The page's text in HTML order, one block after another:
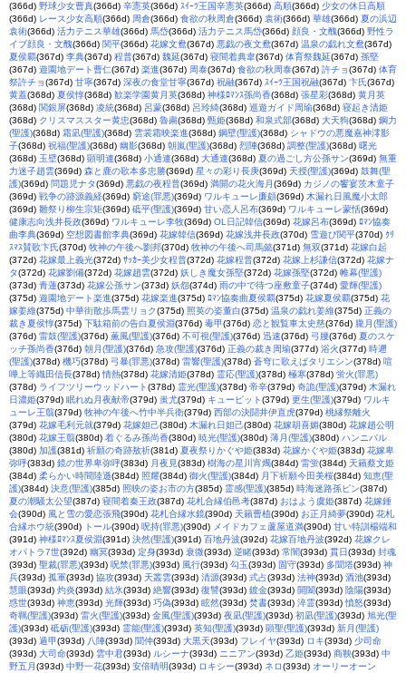
(366d) 野球少女曹真(366d) 辛憲英(366d) ｽｲｰﾂ王国辛憲英(366d) 高順(366d) 少女の休日高順
(366d) レース少女高順(366d) 周倉(366d) 食欲の秋周倉(366d) 袁術(366d) 華雄(366d) 夏の浜辺
袁術(366d) 活力テニス華雄(366d) 馬岱(366d) 活力テニス馬岱(366d) 顔良・文醜(366d) 野性ラ
イブ顔良・文醜(366d) 関平(366d) 花嫁文鴦(367d) 悪戯の夜文鴦(367d) 温泉の戯れ文鴦(367d)
夏侯覇(367d) 李典(367d) 程普(367d) 魏延(367d) 寝間着典韋(367d) 体育祭魏延(367d) 孫堅
(367d) 遊園地デート曹仁(367d) 楽進(367d) 周泰(367d) 食欲の秋周泰(367d) 許チョ(367d) 体育
祭許チョ(367d) 甘寧(367d) 深夜の食堂甘寧(367d) 祝融(367d) ｽｲｰﾂ王国祝融(367d) 卞氏(367d)
黄蓋(368d) 夏侯惇(368d) 歓楽学園黄月英(368d) 神様ﾛﾏﾝｽ孫尚香(368d) 張星彩(368d) 黄月英
(368d) 関銀屏(368d) 凌統(368d) 呂蒙(368d) 呂玲綺(368d) 巡遊ガイド周瑜(368d) 寝起き清姫
(368d) クリスマススター黄忠(368d) 魯粛(368d) 甄姫(368d) 和泉式部(368d) 大天狗(368d) 鋼力
(聖護)(368d) 霜凪(聖護)(368d) 雲裳霜映楽進(368d) 鋼壁(聖護)(368d) シャドウの悪魔嘉神澪影
子(368d) 祝福(聖護)(368d) 幽影(368d) 朝嵐(聖護)(368d) 烈陣(368d) 調整(聖護)(368d) 曙光
(368d) 玉壁(368d) 顕明連(368d) 小通連(368d) 大通連(368d) 夏の過ごし方公孫サン(369d) 無重
力迷子趙雲(369d) 森と鹿の歌本多忠勝(369d) 星々の彩り長庚(369d) 天授(聖護)(369d) 鼓舞(聖
護)(369d) 問題児ナタ(369d) 悪戯の夜程普(369d) 満開の花火海月(369d) カジノの饗宴茨木童子
(369d) 戦争の跡源義経(369d) 窮途(罪悪)(369d) ワルキューレ廉頗(369d) 木漏れ日風魔小太郎
(369d) 雛祭り柳生宗矩(369d) 砥平(聖護)(369d) 甘い恋人呂布(369d) ワルキューレ蒙恬(369d)
健康志向浅井長政(369d) ワルキューレ李牧(369d) OL日記韓信(369d) 花嫁呂布(369d) ﾛﾏﾝ協奏
曲李典(369d) 空想図書館李典(369d) 花嫁韓信(369d) 花嫁浅井長政(370d) 雪遊び関平(370d) ｸﾘ
ｽﾏｽ賛歌卞氏(370d) 牧神の午後へ劉邦(370d) 牧神の午後へ司馬懿(371d) 無双(371d) 花嫁白起
(372d) 花嫁最上義光(372d) ｻｯｶｰ美少女程普(372d) 花嫁程普(372d) 花嫁上杉謙信(372d) 花嫁ナ
タ(372d) 花嫁劉備(372d) 花嫁趙雲(372d) 妖しき魔女孫堅(372d) 花嫁孫堅(372d) 帷幕(聖護)
(373d) 青蓮(373d) 花嫁公孫サン(373d) 妖怨(374d) 雨の中で待つ座敷童子(374d) 愛輝(聖護)
(375d) 遊園地デート楽進(375d) 花嫁楽進(375d) ﾛﾏﾝ協奏曲夏侯覇(375d) 花嫁夏侯覇(375d) 花
嫁姜維(375d) 中華街散歩馬雲リョク(375d) 照英の姿董白(375d) 温泉の戯れ姜維(375d) 正義の
裁き夏侯惇(375d) 下駄箱前の告白夏侯淵(376d) 毒甲(376d) 恋と観覧車太史慈(376d) 朧月(聖護)
(376d) 雷鼓(聖護)(376d) 薫風(聖護)(376d) 不可視(聖護)(376d) 迅速(376d) 弓腰(376d) 夏のスケ
ッチ孫尚香(376d) 朝月(聖護)(376d) 急攻(聖護)(376d) 正義の裁き周瑜(377d) 浴火(377d) 時遡
(聖護)(378d) 機巧(378d) 弓暴(罪悪)(378d) 雷響(聖護)(378d) 蒼穹に歌えばタリエシン(378d) 喧
嘩上等織田信長(378d) 情熱(378d) 花嫁清姫(378d) 霊応(聖護)(378d) 極寒(378d) 蛍火(罪悪)
(378d) ライフツリーウッドハート(378d) 霊光(聖護)(378d) 帝辛(379d) 奇詭(聖護)(379d) 木漏れ
日濃姫(379d) 眠れぬ月夜献帝(379d) 蚩尤(379d) キューピット(379d) 更生(聖護)(379d) ワルキ
ューレ王翦(379d) 牧神の午後へ竹中半兵衛(379d) 西部の決闘井伊直虎(379d) 桃縁祭離火
(379d) 花嫁毛利元就(379d) 花嫁妲己(380d) 木漏れ日妲己(380d) 花嫁胡喜媚(380d) 花嫁趙公明
(380d) 花嫁王翦(380d) 着ぐるみ孫尚香(380d) 暁光(聖護)(380d) 薄月(聖護)(380d) ハンニバル
(380d) 加護(381d) 祈願の奇跡敖祈(381d) 夏夜祭りかぐや姫(383d) 花嫁かぐや姫(383d) 花嫁卑
弥呼(383d) 鏡の世界卑弥呼(383d) 月夜見(383d) 樹海の星川宵燭(384d) 雷蛍(384d) 天籟蔡文姫
(384d) 柔らかい時間陸遜(384d) 照耀(384d) 御火(聖護)(384d) 月下祈願今田美桜(384d) 知恵(聖
護)(384d) 決意(聖護)(385d) 照映の姿お市の方(385d) 霊感(聖護)(385d) 時海迷路孫ピン(387d)
夏の潮騒太公望(387d) 寝間着秦王政(387d) 花札合縁伯邑考(387d) おはよう虞姫(387d) 花嫁鍾
会(390d) 風と雪の愛恋張飛(390d) 花札合縁水鏡(390d) 天籟曹植(390d) お正月綺夢(390d) 花札
合縁ホウ統(390d) トール(390d) 呪持(罪悪)(390d) メイドカフェ蘆屋道満(390d) 甘い特訓楊端和
(391d) 神様ﾛﾏﾝｽ夏侯淵(391d) 決然(聖護)(391d) 百地丹波(392d) 花嫁百地丹波(392d) 花嫁クレ
オパトラ7世(392d) 幽冥(393d) 定身(393d) 衰微(393d) 逆睹(393d) 常闇(393d) 貫日(393d) 封魂
(393d) 聖裁(罪悪)(393d) 呪禁(罪悪)(393d) 風行(393d) 勾玉(393d) 固守(393d) 多聞塔(393d) 神
兵(393d) 孤軍(393d) 協攻(393d) 天叢雲(393d) 清源(393d) 式占(393d) 法神(393d) 酒池(393d)
慧眼(393d) 灼炎(393d) 結氷(393d) 絶響(393d) 復讐(393d) 鍍金(393d) 開闔(393d) 陰陽(393d)
惑世(393d) 神恵(393d) 光輝(393d) 巧偽(393d) 眩然(393d) 焚書(393d) 淬霊(393d) 憤怒(393d)
奇羈(聖護)(393d) 雷火(聖護)(393d) 金風(聖護)(393d) 夜凪(聖護)(393d) 初凪(聖護)(393d) 旭光(聖
護)(393d) 砥砺(聖護)(393d) 霊能(聖護)(393d) 英知(聖護)(393d) 顕聖(聖護)(393d) 新月(聖護)
(393d) 遁甲(393d) 八陣(393d) 聞仲(393d) 大黒天(393d) フレイヤ(393d) ロキ(393d) 少司命
(393d) 大司命(393d) 雲中君(393d) ルシーナ(393d) ニニアン(393d) 乙姫(393d) 商鞅(393d) 中
野五月(393d) 中野一花(393d) 安倍晴明(393d) ロキシー(393d) ネロ(393d) オーリーオーン